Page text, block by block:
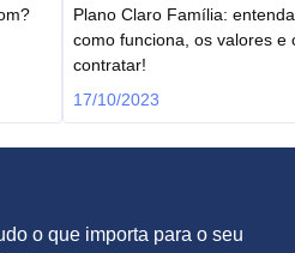
Plano Claro Família: entenda
como funciona, os valores e
contratar!
17/10/2023
o que importa para o seu